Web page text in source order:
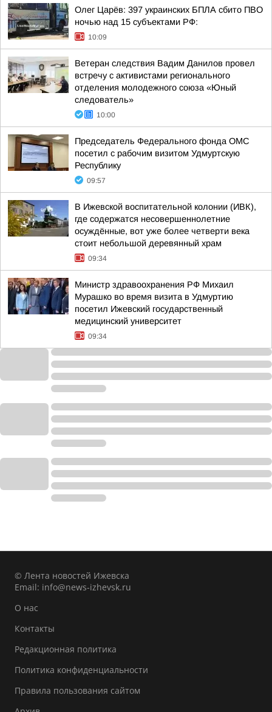
Олег Царёв: 397 украинских БПЛА сбито ПВО
ночью над 15 субъектами РФ:
10:09
Ветеран следствия Вадим Данилов провел
встречу с активистами регионального
отделения молодежного союза «Юный
следователь»
10:00
Председатель Федерального фонда ОМС
посетил с рабочим визитом Удмуртскую
Республику
09:57
В Ижевской воспитательной колонии (ИВК),
где содержатся несовершеннолетние
осуждённые, вот уже более четверти века
стоит небольшой деревянный храм
09:34
Министр здравоохранения РФ Михаил
Мурашко во время визита в Удмуртию
посетил Ижевский государственный
медицинский университет
09:34
© Лента новостей Ижевска
Email: info@news-izhevsk.ru
О нас
Контакты
Редакционная политика
Политика конфиденциальности
Правила пользования сайтом